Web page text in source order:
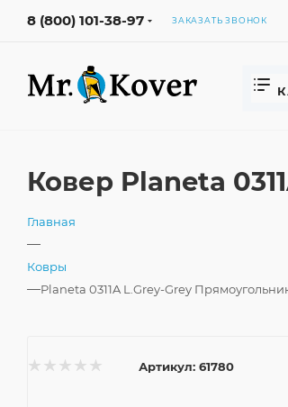
8 (800) 101-38-97 ЗАКАЗАТЬ ЗВОНОК
Ковер Planeta
Главная
—
Ковры
—Planeta 0311A L.Grey-Grey
Артикул: 61780